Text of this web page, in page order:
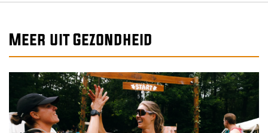
Meer uit Gezondheid